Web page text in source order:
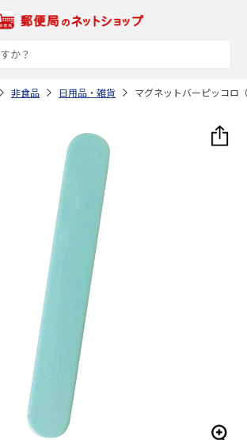
非食品 日用品・雑貨 マグネットバーピッコ